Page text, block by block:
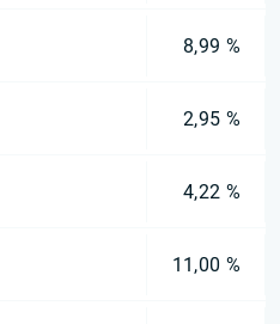
8,99 %
2,95 %
4,22 %
11,00 %